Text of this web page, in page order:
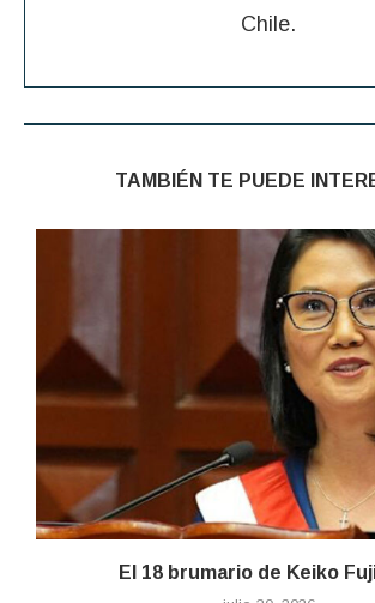
Chile.
TAMBIÉN TE PUEDE
El 18 brumario de Keiko